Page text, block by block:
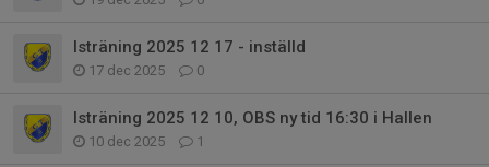
Isträning 2025 12 17 - inställd
17 dec 2025 0
Isträning 2025 12 10, OBS ny tid 16:30 i Hallen
10 dec 2025 1